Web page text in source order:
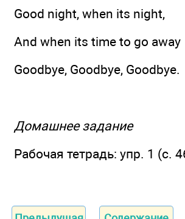
Good night, when its night,
And when its time to go away
Goodbye, Goodbye, Goodbye.
Домашнее задание
Рабочая тетрадь: упр. 1 (с.